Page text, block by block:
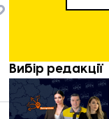
Вибір редакції